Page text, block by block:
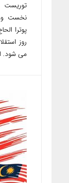
نخست
پوترا
روز
می شود.